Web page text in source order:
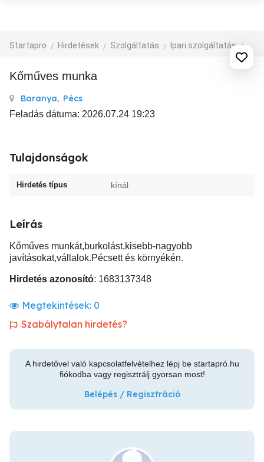
Startapro Hirdetések Szolgáltatás Ipari szolgáltatás
Kőműves munka
Baranya, Pécs
Feladás dátuma: 2026.07.24 19:23
Tulajdonságok
Hirdetés típus kínál
Leírás
Kőműves munkát,burkolást,kisebb-nagyobb
javításokat,vállalok.Pécsett és környékén.
Hirdetés azonosító: 1683137348
Megtekintések: 0
Szabálytalan hirdetés?
A hirdetővel való kapcsolatfelvételhez lépj be startapró.hu
fiókodba vagy regisztrálj gyorsan most!
Belépés / Regisztráció